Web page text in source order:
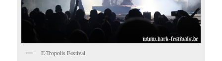
E-Tropolis Festival